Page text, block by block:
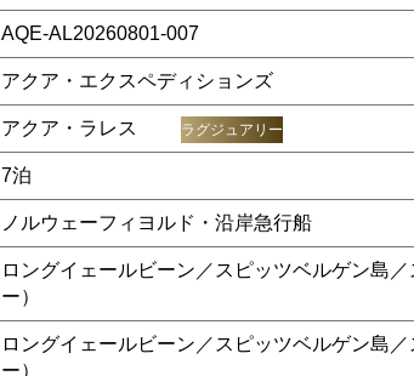
AQE-AL20260801-007
アクア・エクスペディションズ
アクア・ラレス ラグジュアリー
7泊
ノルウェーフィヨルド・沿岸急行船
ロングイェールビーン／スピッツベルゲン島
ー）
ロングイェールビーン／スピッツベルゲン島
ー）